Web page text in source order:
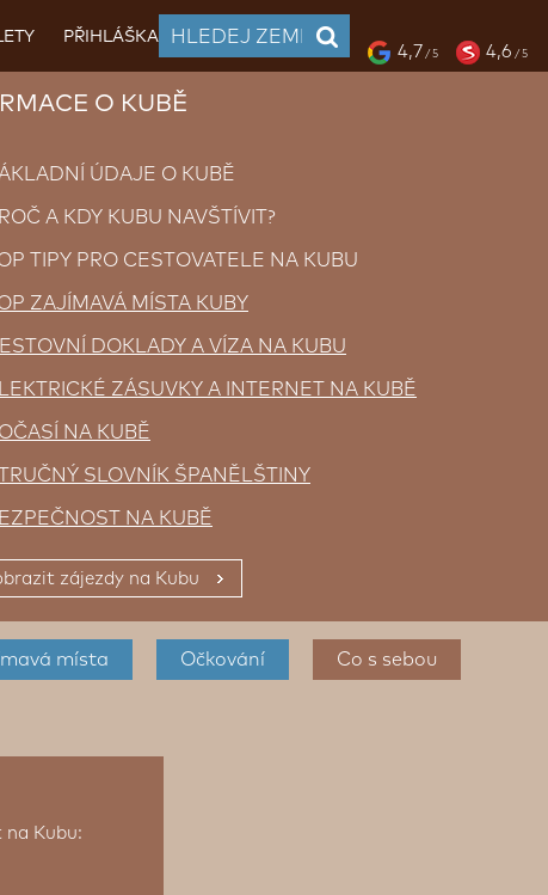
PŘIHLÁŠKA
4,7 / 5 4,6 / 5
O KUBĚ
ÚDAJE O KUBĚ
A KDY KUBU NAVŠTÍVIT?
TIPY PRO CESTOVATELE NA KUBU
ZAJÍMAVÁ MÍSTA KUBY
DOKLADY A VÍZA NA KUBU
ZÁSUVKY A INTERNET NA KUBĚ
NA KUBĚ
SLOVNÍK ŠPANĚLŠTINY
NA KUBĚ
zájezdy na Kubu
místa Očkování Co s sebou
na Kubu: